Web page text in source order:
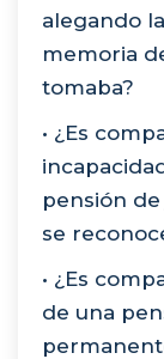
alegando
memoria
tomaba?
• ¿Es
pensión
se
• ¿Es
de una